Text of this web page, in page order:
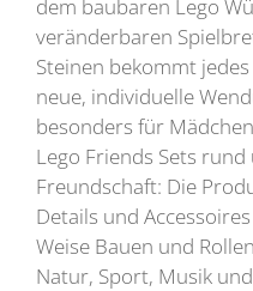
dem baubaren Lego
veränderbaren
Steinen bekommt
neue, individuelle
besonders für
Lego Friends Sets rund
Freundschaft: Die
Details und
Weise Bauen und
Natur, Sport, Musik